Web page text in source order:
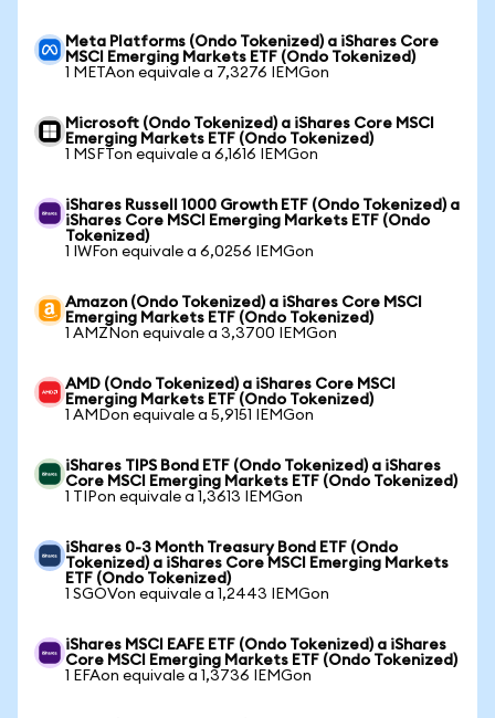
Meta Platforms (Ondo Tokenized) a iShares Core
MSCI Emerging Markets ETF (Ondo Tokenized)
1 METAon equivale a 7,3276 IEMGon
Microsoft (Ondo Tokenized) a iShares Core MSCI
Emerging Markets ETF (Ondo Tokenized)
1 MSFTon equivale a 6,1616 IEMGon
iShares Russell 1000 Growth ETF (Ondo Tokenized) a
iShares Core MSCI Emerging Markets ETF (Ondo
Tokenized)
1 IWFon equivale a 6,0256 IEMGon
Amazon (Ondo Tokenized) a iShares Core MSCI
Emerging Markets ETF (Ondo Tokenized)
1 AMZNon equivale a 3,3700 IEMGon
AMD (Ondo Tokenized) a iShares Core MSCI
Emerging Markets ETF (Ondo Tokenized)
1 AMDon equivale a 5,9151 IEMGon
iShares TIPS Bond ETF (Ondo Tokenized) a iShares
Core MSCI Emerging Markets ETF (Ondo Tokenized)
1 TIPon equivale a 1,3613 IEMGon
iShares 0-3 Month Treasury Bond ETF (Ondo
Tokenized) a iShares Core MSCI Emerging Markets
ETF (Ondo Tokenized)
1 SGOVon equivale a 1,2443 IEMGon
iShares MSCI EAFE ETF (Ondo Tokenized) a iShares
Core MSCI Emerging Markets ETF (Ondo Tokenized)
1 EFAon equivale a 1,3736 IEMGon